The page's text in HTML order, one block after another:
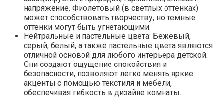
напряжение. Фиолетовый (в светлых оттенках)
может способствовать творчеству, но темные
оттенки могут быть угнетающими.
Нейтральные и пастельные цвета: Бежевый,
серый, белый, а также пастельные цвета являются
отличной основой для любого интерьера детской.
Они создают ощущение спокойствия и
безопасности, позволяют легко менять яркие
акценты с помощью текстиля и мебели,
обеспечивая гибкость в дизайне комнаты.